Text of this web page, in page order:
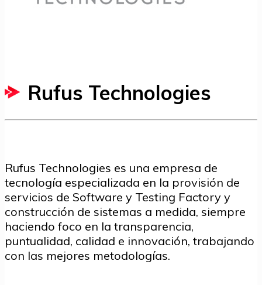
Rufus Technologies
Rufus Technologies es una empresa de
tecnología especializada en la provisión de
servicios de Software y Testing Factory y
construcción de sistemas a medida, siempre
haciendo foco en la transparencia,
puntualidad, calidad e innovación, trabajando
con las mejores metodologías.